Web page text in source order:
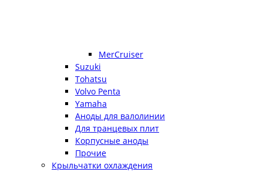
MerCruiser
Suzuki
Tohatsu
Volvo Penta
Yamaha
Аноды для валолинии
Для транцевых плит
Корпусные аноды
Прочие
Крыльчатки охлаждения